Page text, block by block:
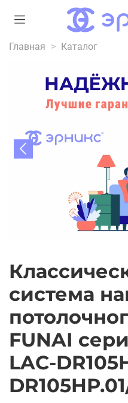
Главная Каталог
система
FUNAI
LAC-